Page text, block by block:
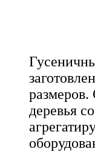
деревья